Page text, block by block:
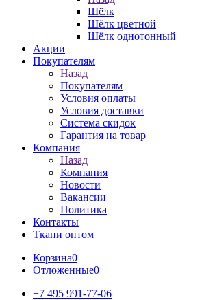
Шёлк
Шёлк цветной
Шёлк однотонный
Акции
Покупателям
Назад
Покупателям
Условия оплаты
Условия доставки
Система скидок
Гарантия на товар
Компания
Назад
Компания
Новости
Вакансии
Политика
Контакты
Ткани оптом
Корзина0
Отложенные0
+7 495 991-77-06